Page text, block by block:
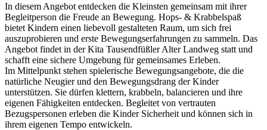
In diesem Angebot entdecken die Kleinsten gemeinsam mit ihrer
Begleitperson die Freude an Bewegung. Hops- & Krabbelspaß
bietet Kindern einen liebevoll gestalteten Raum, um sich frei
auszuprobieren und erste Bewegungserfahrungen zu sammeln. Das
Angebot findet in der Kita Tausendfüßler Alter Landweg statt und
schafft eine sichere Umgebung für gemeinsames Erleben.
Im Mittelpunkt stehen spielerische Bewegungsangebote, die die
natürliche Neugier und den Bewegungsdrang der Kinder
unterstützen. Sie dürfen klettern, krabbeln, balancieren und ihre
eigenen Fähigkeiten entdecken. Begleitet von vertrauten
Bezugspersonen erleben die Kinder Sicherheit und können sich in
ihrem eigenen Tempo entwickeln.